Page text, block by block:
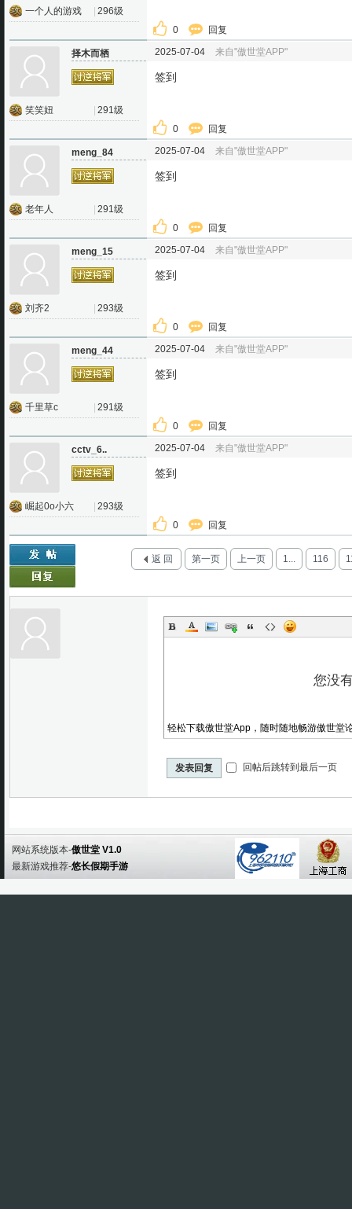
一个人的游戏 296级
0 回复
择木而栖
笑笑妞 291级
2025-07-04 来自"傲世堂APP"
签到
0 回复
meng_84
老年人 291级
2025-07-04 来自"傲世堂APP"
签到
0 回复
meng_15
刘齐2 293级
2025-07-04 来自"傲世堂APP"
签到
0 回复
meng_44
千里草c 291级
2025-07-04 来自"傲世堂APP"
签到
0 回复
cctv_6..
崛起0o小六 293级
2025-07-04 来自"傲世堂APP"
签到
0 回复
第一页 上一页 1... 116
返 回
轻松下载傲世堂App，随时随地畅游傲世堂
发表回复 回帖后跳转到最后一页
网站系统版本-傲世堂 V1.0
最新游戏推荐-悠长假期手游